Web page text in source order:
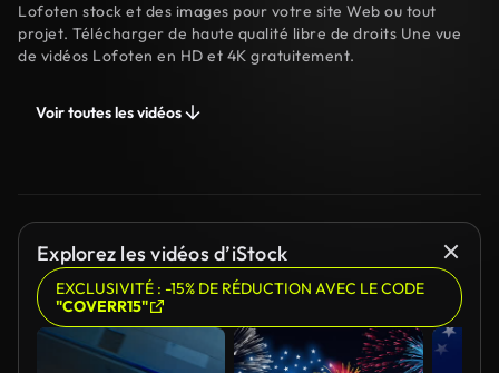
Lofoten stock et des images pour votre site Web ou tout
projet. Télécharger de haute qualité libre de droits Une vue
de vidéos Lofoten en HD et 4K gratuitement.
Voir toutes les vidéos
Explorez les vidéos d’iStock
EXCLUSIVITÉ : -15% DE RÉDUCTION AVEC LE CODE
"COVERR15"